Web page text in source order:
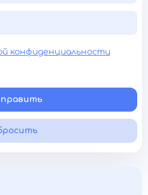
конфиденциальности